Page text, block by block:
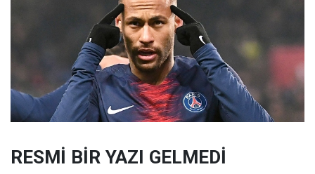
RESMİ BİR YAZI GELMEDİ